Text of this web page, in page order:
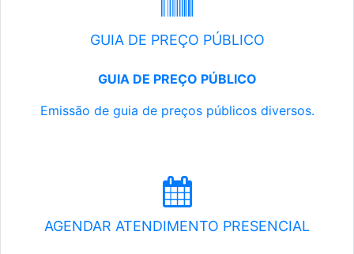
GUIA DE PREÇO PÚBLICO
GUIA DE PREÇO PÚBLICO
Emissão de guia de preços públicos diversos.
AGENDAR ATENDIMENTO PRESENCIAL